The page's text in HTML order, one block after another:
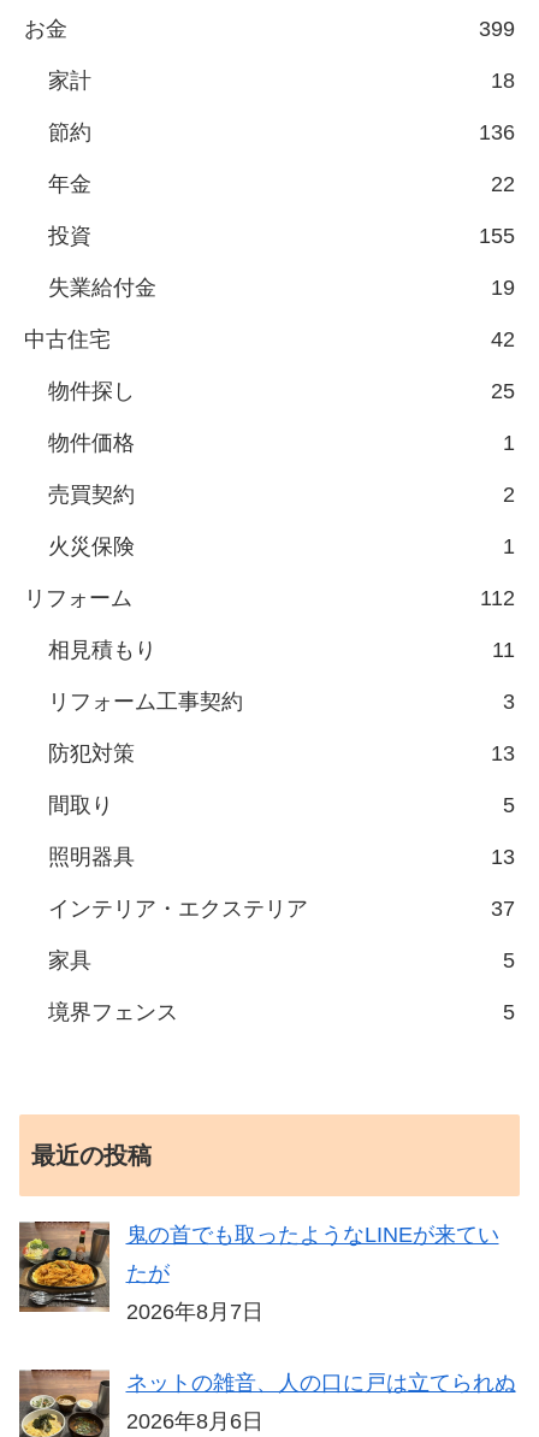
お金 399
家計 18
節約 136
年金 22
投資 155
失業給付金 19
中古住宅 42
物件探し 25
物件価格 1
売買契約 2
火災保険 1
リフォーム 112
相見積もり 11
リフォーム工事契約 3
防犯対策 13
間取り 5
照明器具 13
インテリア・エクステリア 37
家具 5
境界フェンス 5
最近の投稿
鬼の首でも取ったようなLINEが来てい
たが
2026年8月7日
ネットの雑音、人の口に戸は立てられぬ
2026年8月6日